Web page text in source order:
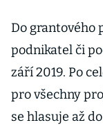
Do grantového
podnikatel či
září 2019. Po
pro všechny
se hlasuje až